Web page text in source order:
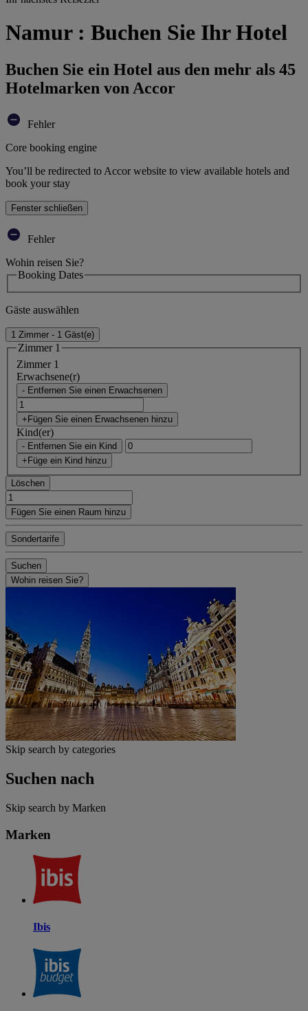
Namur : Buchen Sie Ihr Hotel
Buchen Sie ein Hotel aus den mehr als 45
Hotelmarken von Accor
Fehler
Core booking engine
You’ll be redirected to Accor website to view available hotels and
book your stay
Fenster schließen
Fehler
Wohin reisen Sie?
Booking Dates
Gäste auswählen
1 Zimmer - 1 Gäst(e)
Zimmer 1
Zimmer 1
Erwachsene(r)
- Entfernen Sie einen Erwachsenen
+Fügen Sie einen Erwachsenen hinzu
Kind(er)
- Entfernen Sie ein Kind
+Füge ein Kind hinzu
Löschen
Fügen Sie einen Raum hinzu
Sondertarife
Suchen
Wohin reisen Sie?
Skip search by categories
Suchen nach
Skip search by Marken
Marken
Ibis